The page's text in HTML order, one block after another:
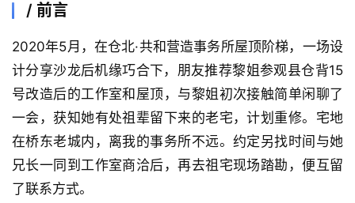
/ 前言
2020年5月，在仓北·共和营造事务所屋顶阶梯，一场设
计分享沙龙后机缘巧合下，朋友推荐黎姐参观县仓背15
号改造后的工作室和屋顶，与黎姐初次接触简单闲聊了
一会，获知她有处祖辈留下来的老宅，计划重修。宅地
在桥东老城内，离我的事务所不远。约定另找时间与她
兄长一同到工作室商洽后，再去祖宅现场踏勘，便互留
了联系方式。